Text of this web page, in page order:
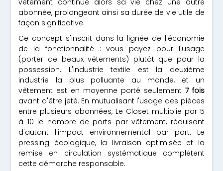
vêtement continue alors sa vie chez une autre
abonnée, prolongeant ainsi sa durée de vie utile de
façon significative.
Ce concept s'inscrit dans la lignée de l'économie
de la fonctionnalité : vous payez pour l'usage
(porter de beaux vêtements) plutôt que pour la
possession. L'industrie textile est la deuxième
industrie la plus polluante au monde, et un
vêtement est en moyenne porté seulement 7 fois
avant d'être jeté. En mutualisant l'usage des pièces
entre plusieurs abonnées, Le Closet multiplie par 5
à 10 le nombre de ports par vêtement, réduisant
d'autant l'impact environnemental par port. Le
pressing écologique, la livraison optimisée et la
remise en circulation systématique complètent
cette démarche responsable.